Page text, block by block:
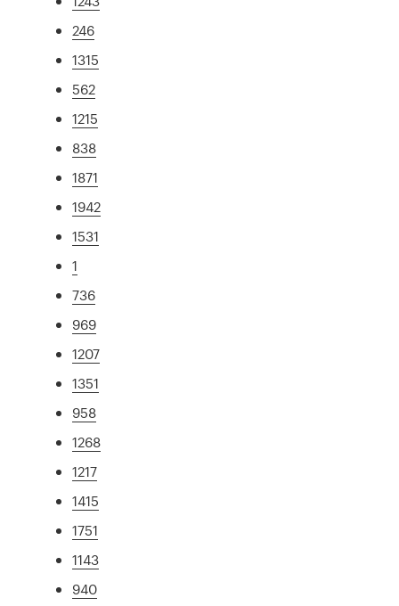
246
1315
562
1215
838
1871
1942
1531
1
736
969
1207
1351
958
1268
1217
1415
1751
1143
940